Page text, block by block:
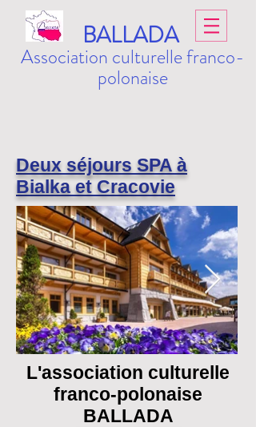
BALLADA
Association culturelle franco-
polonaise
Deux séjours SPA à
Bialka et Cracovie
L'association culturelle
franco-polonaise
BALLADA